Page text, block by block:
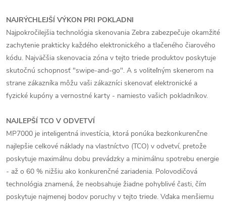
NAJRÝCHLEJŠÍ VÝKON PRI POKLADNI
Najpokročilejšia technológia skenovania Zebra zabezpečuje okamžité
zachytenie prakticky každého elektronického a tlačeného čiarového
kódu. Najväčšia skenovacia zóna v tejto triede produktov poskytuje
skutočnú schopnosť "swipe-and-go". A s voliteľným skenerom na
strane zákazníka môžu vaši zákazníci skenovať elektronické a
fyzické kupóny a vernostné karty - namiesto vašich pokladníkov.
NAJLEPŠÍ TCO V ODVETVÍ
MP7000 je inteligentná investícia, ktorá ponúka bezkonkurenčne
najlepšie celkové náklady na vlastníctvo (TCO) v odvetví, pretože
poskytuje maximálnu dobu prevádzky a minimálnu spotrebu energie
- až o 60 % nižšiu ako konkurenčné zariadenia. Polovodičová
technológia znamená, že neobsahuje žiadne pohyblivé časti, čím
poskytuje najmenej bodov poruchy v tejto triede. Vďaka menšiemu